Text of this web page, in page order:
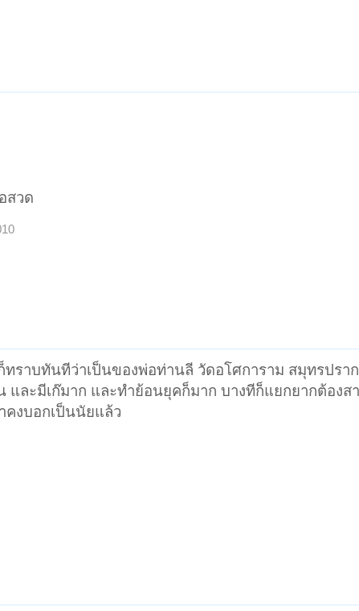
สวด
ทราบทันทีว่าเป็นของพ่อท่านลี วัดอโศการาม สมุทรปรา
และมีเก๊มาก และทำย้อนยุคก็มาก บางทีก็แยกยากต้องส
คงบอกเป็นนัยแล้ว